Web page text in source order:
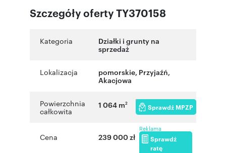
Szczegóły oferty TY370158
Kategoria
Działki i grunty na
sprzedaż
Lokalizacja pomorskie, Przyjaźń,
Akacjowa
Powierzchnia
całkowita
1 064 m2 Sprawdź MPZP
Cena 239 000 zł
Reklama
Sprawdź
ratę